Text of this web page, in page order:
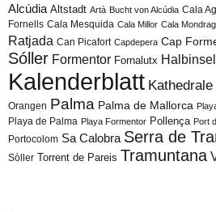
Alcúdia Altstadt Artà Bucht von Alcúdia Cala
Fornells Cala Mesquida Cala Millor Cala
Ratjada Can Picafort Capdepera Cap
Sóller Formentor Fornalutx
Kalenderblatt Kathedrale
Orangen Palma Palma de Mallorca
Playa de Palma Playa Formentor Pollença Port
Portocolom Sa Calobra Serra de
Sòller Torrent de Pareis Tramuntana